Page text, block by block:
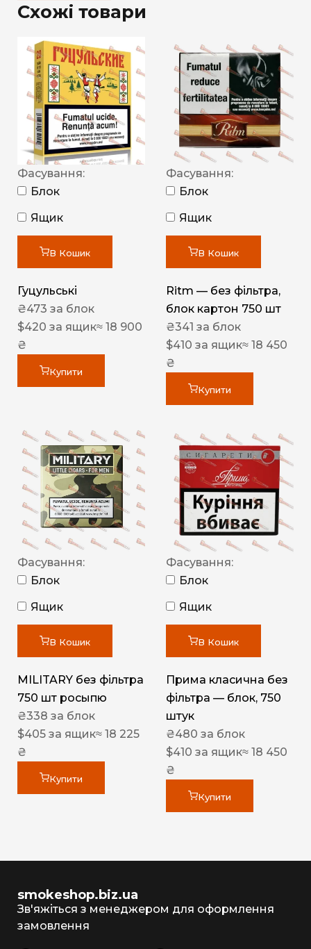
Схожі товари
Фасування:
Блок
Ящик
В Кошик
Гуцульські
₴473 за блок
$420 за ящик≈ 18 900
₴
Купити
Фасування:
Блок
Ящик
В Кошик
Ritm — без фільтра,
блок картон 750 шт
₴341 за блок
$410 за ящик≈ 18 450
₴
Купити
Фасування:
Блок
Ящик
В Кошик
MILITARY без фільтра
750 шт росыпю
₴338 за блок
$405 за ящик≈ 18 225
₴
Купити
Фасування:
Блок
Ящик
В Кошик
Прима класична без
фільтра — блок, 750
штук
₴480 за блок
$410 за ящик≈ 18 450
₴
Купити
smokeshop.biz.ua
Зв'яжіться з менеджером для оформлення
замовлення